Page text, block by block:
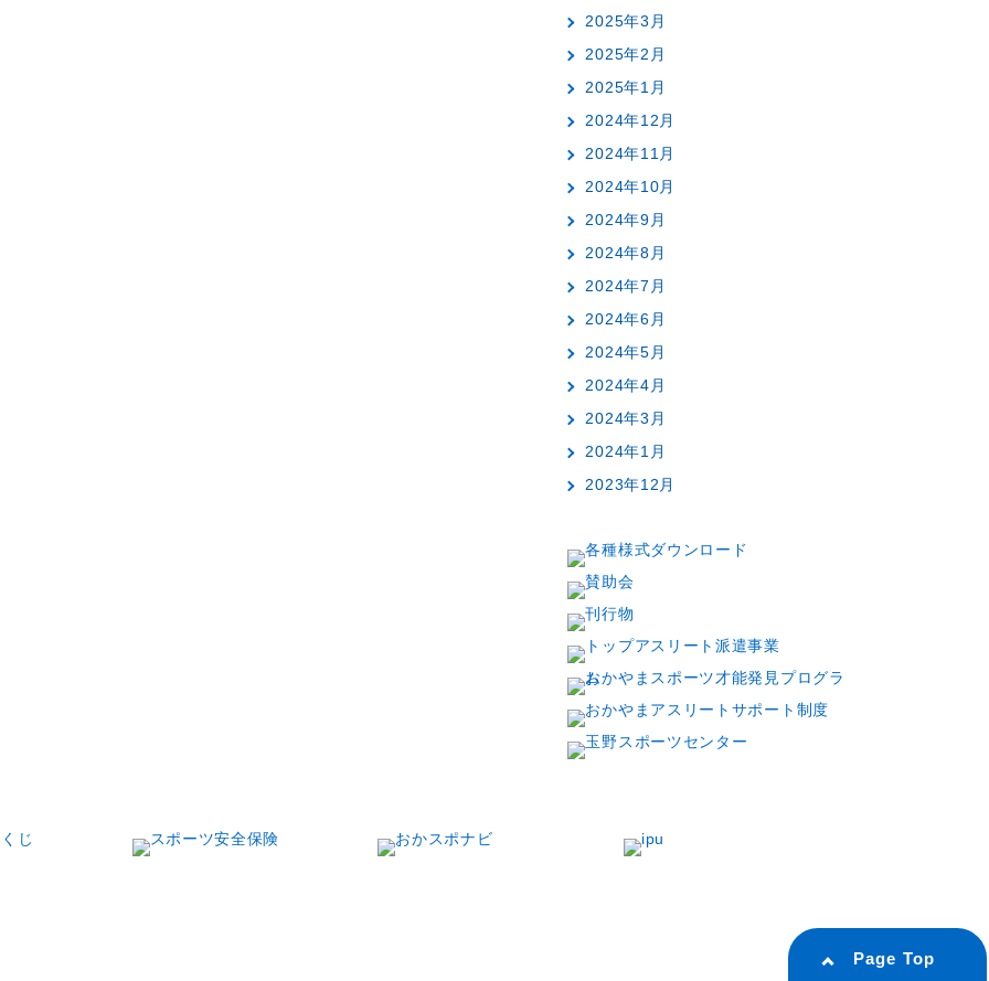
2025年3月
2025年2月
2025年1月
2024年12月
2024年11月
2024年10月
2024年9月
2024年8月
2024年7月
2024年6月
2024年5月
2024年4月
2024年3月
2024年1月
2023年12月
Page Top